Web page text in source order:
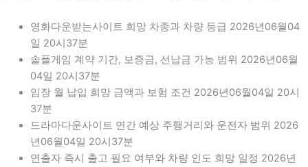
영화다운받는사이트 희망 차종과 차량 등급 2026년06월04
일 20시37분
솔플게임 계약 기간, 보증금, 선납금 가능 범위 2026년06월
04일 20시37분
임장 월 납입 희망 금액과 보험 조건 2026년06월04일 20시
37분
드라마다운사이트 연간 예상 주행거리와 운전자 범위 2026
년06월04일 20시37분
연출자 즉시 출고 필요 여부와 차량 인도 희망 일정 2026년